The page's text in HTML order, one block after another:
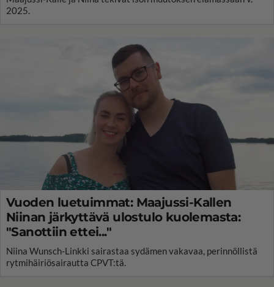
2025.
Vuoden luetuimmat: Maajussi-Kallen
Niinan järkyttävä ulostulo kuolemasta:
"Sanottiin ettei..."
Niina Wunsch-Linkki sairastaa sydämen vakavaa, perinnöllistä
rytmihäiriösairautta CPVT:tä.